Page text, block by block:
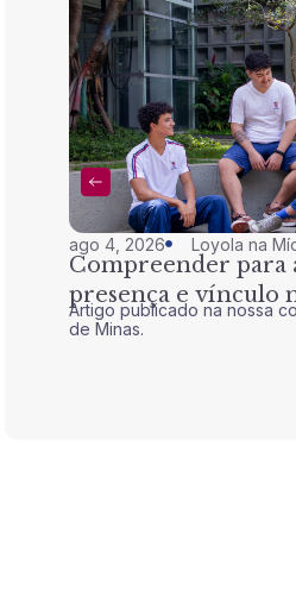
ago 4, 2026 Loyola na
Compreender para
presença e vínculo
Artigo publicado na nossa
de Minas.